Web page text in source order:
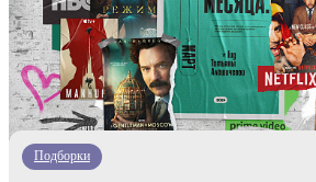
Подборки